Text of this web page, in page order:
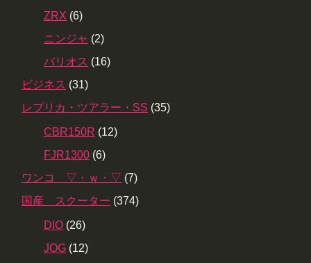
ZRX (6)
ニンジャ (2)
バリオス (16)
ビジネス (31)
レプリカ・ツアラー・SS (35)
CBR150R (12)
FJR1300 (6)
ワンコ ▽・ｗ・▽ (7)
国産 スクーター (374)
DIO (26)
JOG (12)